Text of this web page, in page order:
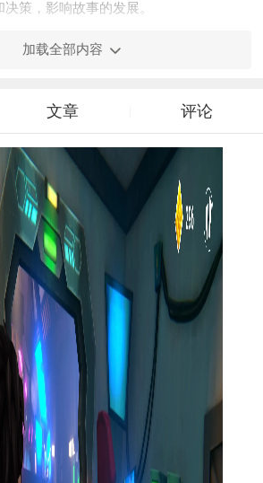
策，影响故事的发展。
：游戏中的谜题设计既考验玩家的智
理、逻辑和策略元素，让解谜过程充满乐
玩家可以通过收集资源、击败敌人或完
，这些装备不仅可以提升玩家的战斗力，
家的选择和行动将影响故事的走向和结
的结局，让玩家每一次游戏都能体验到不
：支持最多4名玩家在线合作，共同探
游戏的互动性和趣味性。
加载全部内容
文章 评论